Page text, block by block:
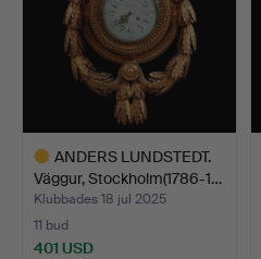
ANDERS LUNDSTEDT.
Väggur, Stockholm(1786-1…
Klubbades 18 jul 2025
11 bud
401 USD